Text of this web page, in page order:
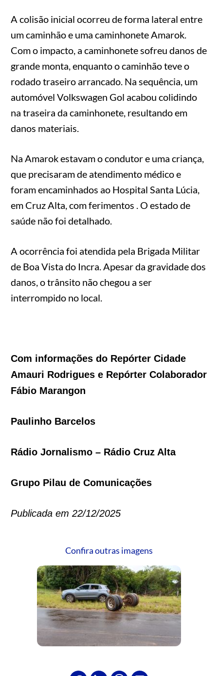
A colisão inicial ocorreu de forma lateral entre
um caminhão e uma caminhonete Amarok.
Com o impacto, a caminhonete sofreu danos de
grande monta, enquanto o caminhão teve o
rodado traseiro arrancado. Na sequência, um
automóvel Volkswagen Gol acabou colidindo
na traseira da caminhonete, resultando em
danos materiais.
Na Amarok estavam o condutor e uma criança,
que precisaram de atendimento médico e
foram encaminhados ao Hospital Santa Lúcia,
em Cruz Alta, com ferimentos . O estado de
saúde não foi detalhado.
A ocorrência foi atendida pela Brigada Militar
de Boa Vista do Incra. Apesar da gravidade dos
danos, o trânsito não chegou a ser
interrompido no local.
Com informações do Repórter Cidade
Amauri Rodrigues e Repórter Colaborador
Fábio Marangon
Paulinho Barcelos
Rádio Jornalismo – Rádio Cruz Alta
Grupo Pilau de Comunicações
Publicada em 22/12/2025
Confira outras imagens